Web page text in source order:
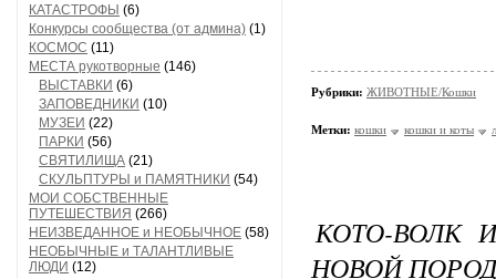
КАТАСТРОФЫ (6)
Конкурсы сообщества (от админа) (1)
КОСМОС (11)
МЕСТА рукотворные (146)
ВЫСТАВКИ (6)
ЗАПОВЕДНИКИ (10)
МУЗЕИ (22)
ПАРКИ (56)
СВЯТИЛИЩА (21)
СКУЛЬПТУРЫ и ПАМЯТНИКИ (54)
МОИ СОБСТВЕННЫЕ
ПУТЕШЕСТВИЯ (266)
НЕИЗВЕДАННОЕ и НЕОБЫЧНОЕ (58)
НЕОБЫЧНЫЕ и ТАЛАНТЛИВЫЕ
ЛЮДИ (12)
Рубрики: ЖИВОТНЫЕ/Кошки
Метки: кошки кошки и коты
КОТО-ВОЛК
НОВОЙ